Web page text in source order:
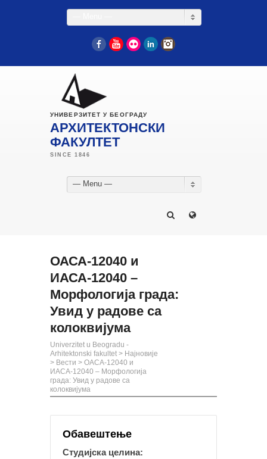
FacebookYouTube
Flickr LinkedIn
УНИВЕРЗИТЕТ У БЕОГРАДУ
АРХИТЕКТОНСКИ
ФАКУЛТЕТ
— Menu —
ОАСА-12040 и
ИАСА-12040 –
Морфологија града:
Увид у радове са
колоквијума
Univerzitet u Beogradu -
Arhitektonski fakultet > Најновије
> Вести > ОАСА-12040 и
ИАСА-12040 – Морфологија
града: Увид у радове са
колоквијума
Обавештење
Студијска целина: